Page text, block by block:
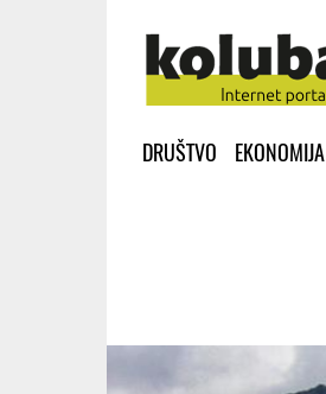
DRUŠTVO EKONOMIJA